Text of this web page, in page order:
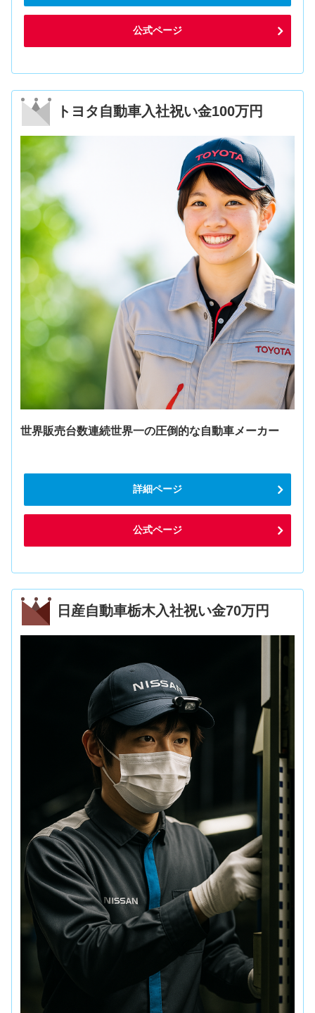
公式ページ
トヨタ自動車入社祝い金100万円
世界販売台数連続世界一の圧倒的な自動車メーカー
詳細ページ
公式ページ
日産自動車栃木入社祝い金70万円